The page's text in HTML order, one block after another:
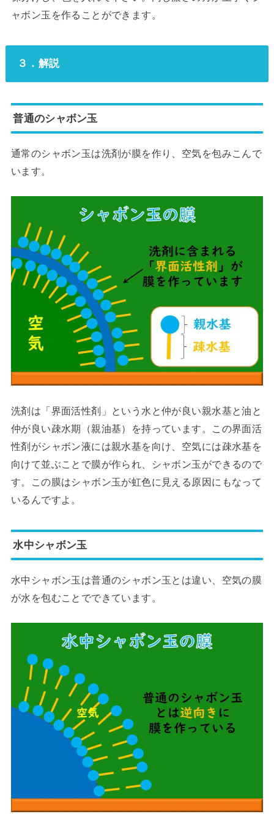
ャボン玉を作ることができます。
３．解説
普通のシャボン玉
通常のシャボン玉は洗剤が膜を作り、空気を包みこんで
います。
洗剤は「界面活性剤」という水と仲が良い親水基と油と
仲が良い疎水期（親油基）を持っています。この界面活
性剤がシャボン液には親水基を向け、空気には疎水基を
向けて並ぶことで膜が作られ、シャボン玉ができるので
す。この膜はシャボン玉が虹色に見える原因にもなって
いるんですよ。
水中シャボン玉
水中シャボン玉は普通のシャボン玉とは違い、空気の膜
が水を包むことでできています。